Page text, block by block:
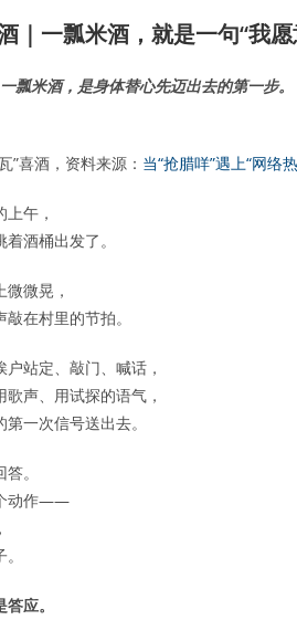
｜一瓢米酒，就是一句“我愿
一瓢米酒，是身体替心先迈出去的第一步。
”喜酒，资料来源： 当“抢腊咩”遇上“网络
午，
酒桶出发了。
微晃，
在村里的节拍。
户站定、敲门、喊话，
歌声、用试探的语气，
一次信号送出去。
。
动作——
应。